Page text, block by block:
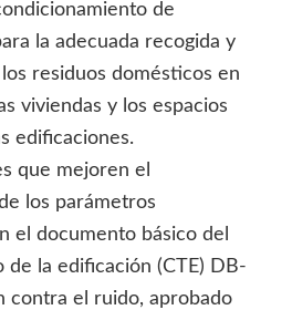
de
la adecuada recogida y
residuos domésticos en
viviendas y los espacios
edificaciones.
que mejoren el
los parámetros
el documento básico del
de la edificación (CTE) DB-
contra el ruido, aprobado